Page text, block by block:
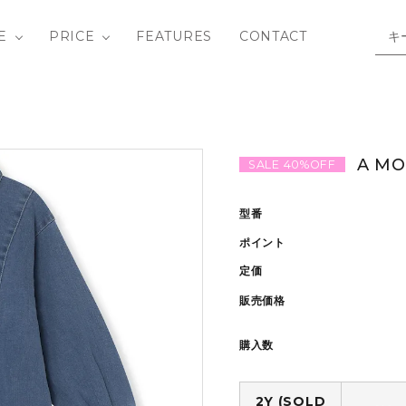
SHOES
SO DAILY BRAT
in the House Phil&Phae
SOUVENIRS / B
10-12Y
PRICE FEATURES CONTACT
SALE 40%OFF A
型番
ポイント
定価
販売価格
購入数
2Y (SOLD